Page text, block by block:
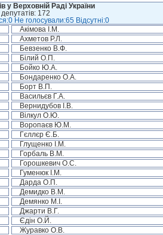
у Верховній Раді України
депутатів: 172
Не голосували:65 Відсутні:0
Акімова І.М.
Ахметов Р.Л.
Бевзенко В.Ф.
Білий О.П.
Бойко Ю.А.
Бондаренко О.А.
Борт В.П.
Васильєв Г.А.
Вернидубов І.В.
Вілкул О.Ю.
Воропаєв Ю.М.
Гєллєр Є.Б.
Глущенко І.М.
Горбаль В.М.
Горошкевич О.С.
Гуменюк І.М.
Дарда О.П.
Демидко В.М.
Демянко М.І.
Джарти В.Г.
Єдін О.Й.
Журавко О.В.